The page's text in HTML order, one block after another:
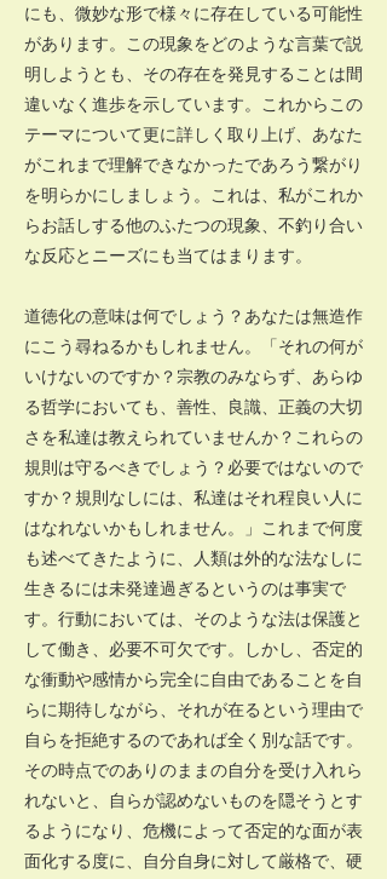
にも、微妙な形で様々に存在している可能性
があります。この現象をどのような言葉で説
明しようとも、その存在を発見することは間
違いなく進歩を示しています。これからこの
テーマについて更に詳しく取り上げ、あなた
がこれまで理解できなかったであろう繋がり
を明らかにしましょう。これは、私がこれか
らお話しする他のふたつの現象、不釣り合い
な反応とニーズにも当てはまります。
道徳化の意味は何でしょう？あなたは無造作
にこう尋ねるかもしれません。「それの何が
いけないのですか？宗教のみならず、あらゆ
る哲学においても、善性、良識、正義の大切
さを私達は教えられていませんか？これらの
規則は守るべきでしょう？必要ではないので
すか？規則なしには、私達はそれ程良い人に
はなれないかもしれません。」これまで何度
も述べてきたように、人類は外的な法なしに
生きるには未発達過ぎるというのは事実で
す。行動においては、そのような法は保護と
して働き、必要不可欠です。しかし、否定的
な衝動や感情から完全に自由であることを自
らに期待しながら、それが在るという理由で
自らを拒絶するのであれば全く別な話です。
その時点でのありのままの自分を受け入れら
れないと、自らが認めないものを隠そうとす
るようになり、危機によって否定的な面が表
面化する度に、自分自身に対して厳格で、硬